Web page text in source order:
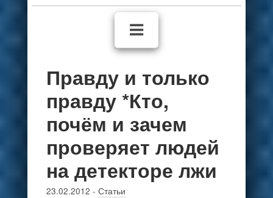
Правду и только
правду *Кто,
почём и зачем
проверяет людей
на детекторе лжи
23.02.2012 - Статьи